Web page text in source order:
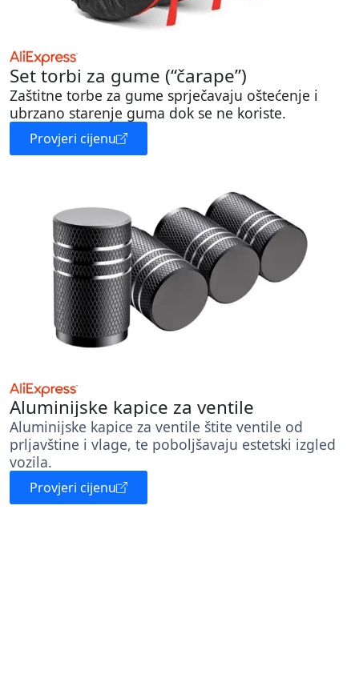
Set torbi za gume (“čarape”)
Zaštitne torbe za gume sprječavaju oštećenje i
ubrzano starenje guma dok se ne koriste.
Provjeri cijenu
Aluminijske kapice za ventile
Aluminijske kapice za ventile štite ventile od
prljavštine i vlage, te poboljšavaju estetski izgled
vozila.
Provjeri cijenu